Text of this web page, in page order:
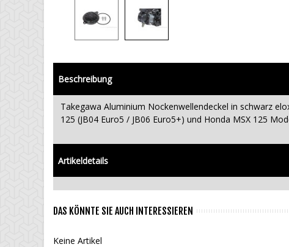
Beschreibung
Takegawa Aluminium Nockenwellendeckel in schwarz
125 (JB04 Euro5 / JB06 Euro5+) und Honda MSX 125
Artikeldetails
DAS KÖNNTE SIE AUCH INTERESSIEREN
Keine Artikel